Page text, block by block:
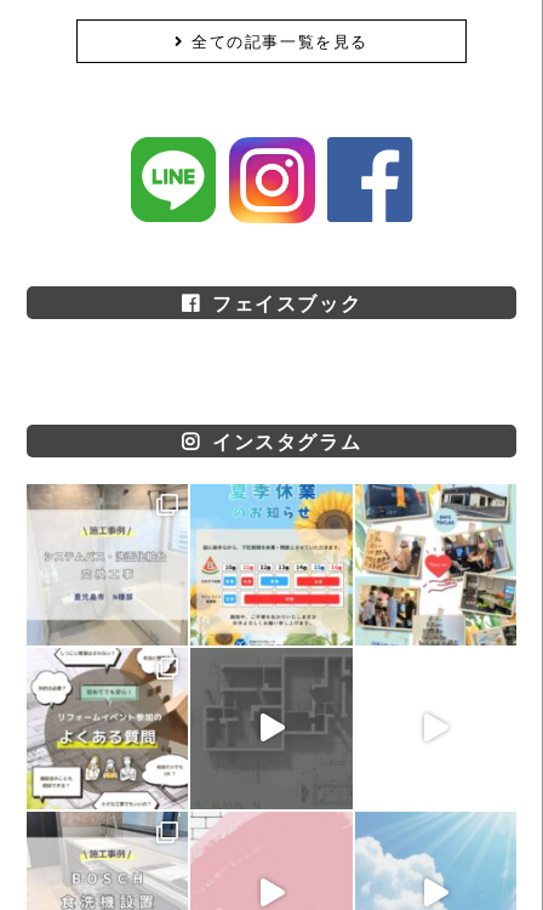
content/themes/ystandard-child/template-
parts/front-page/diy.phpon line197
全ての記事一覧を見る
フェイスブック
インスタグラム